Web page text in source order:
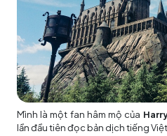
Mình là một fan hâm mộ của
lần đầu tiên đọc bản dịch tiếng